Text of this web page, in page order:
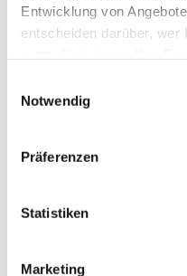
Entwicklung von
entscheiden darüber, wer
Trigger Symbol ändern
Informationen über
Ihr Gerät durch
Erfahren Sie mehr
Notwendig
Präferenzen
Statistiken
Marketing
Senioren-Informationen
Sozialhilfe
Sportförderung &
Versicherungsamt
Wohnberechtigungsscheine
Wohngeld